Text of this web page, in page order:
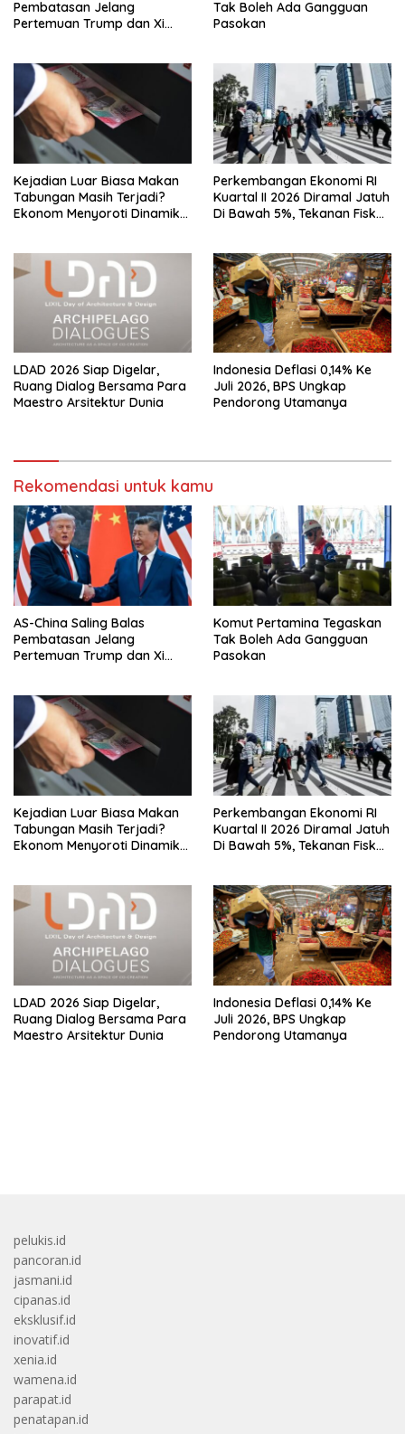
Pembatasan Jelang
Pertemuan Trump dan Xi
Tak Boleh Ada Gangguan
Pasokan
Kejadian Luar Biasa Makan
Tabungan Masih Terjadi?
Ekonom Menyoroti Dinamika
Perkembangan Ekonomi RI
Kuartal II 2026 Diramal Jatuh
Di Bawah 5%, Tekanan Fiskal
LDAD 2026 Siap Digelar,
Ruang Dialog Bersama Para
Maestro Arsitektur Dunia
Indonesia Deflasi 0,14% Ke
Juli 2026, BPS Ungkap
Pendorong Utamanya
Rekomendasi untuk kamu
AS-China Saling Balas
Pembatasan Jelang
Pertemuan Trump dan Xi
Komut Pertamina Tegaskan
Tak Boleh Ada Gangguan
Pasokan
Kejadian Luar Biasa Makan
Tabungan Masih Terjadi?
Ekonom Menyoroti Dinamika
Perkembangan Ekonomi RI
Kuartal II 2026 Diramal Jatuh
Di Bawah 5%, Tekanan Fiskal
LDAD 2026 Siap Digelar,
Ruang Dialog Bersama Para
Maestro Arsitektur Dunia
Indonesia Deflasi 0,14% Ke
Juli 2026, BPS Ungkap
Pendorong Utamanya
pelukis.id
pancoran.id
jasmani.id
cipanas.id
eksklusif.id
inovatif.id
xenia.id
wamena.id
parapat.id
penatapan.id